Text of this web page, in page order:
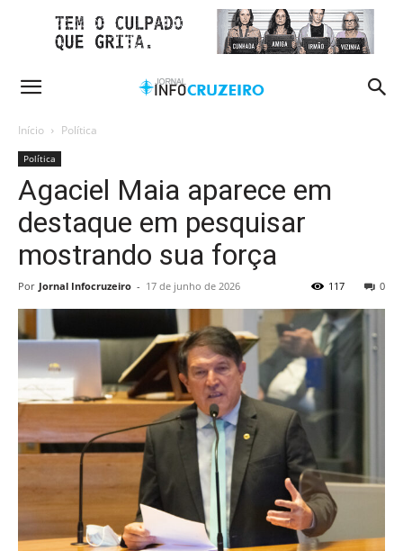
Início Política
Política
Agaciel Maia aparece em
destaque em pesquisar
mostrando sua força
Por Jornal Infocruzeiro - 17 de junho de 2026 0
117